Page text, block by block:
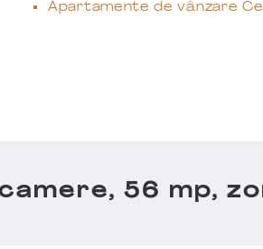
Apartamente de vânzare
56 mp,